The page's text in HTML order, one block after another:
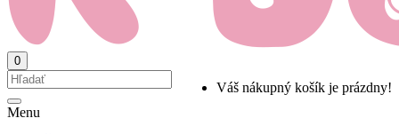
0
Váš nákupný košík je prázdny!
Menu